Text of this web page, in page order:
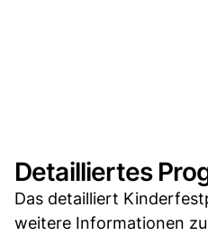
Detailliertes
Das detailliert
weitere Informationen